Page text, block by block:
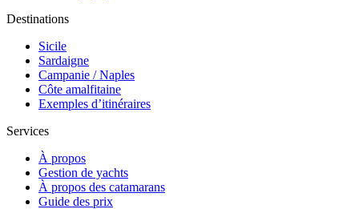
Destinations
Sicile
Sardaigne
Campanie / Naples
Côte amalfitaine
Exemples d’itinéraires
Services
À propos
Gestion de yachts
À propos des catamarans
Guide des prix